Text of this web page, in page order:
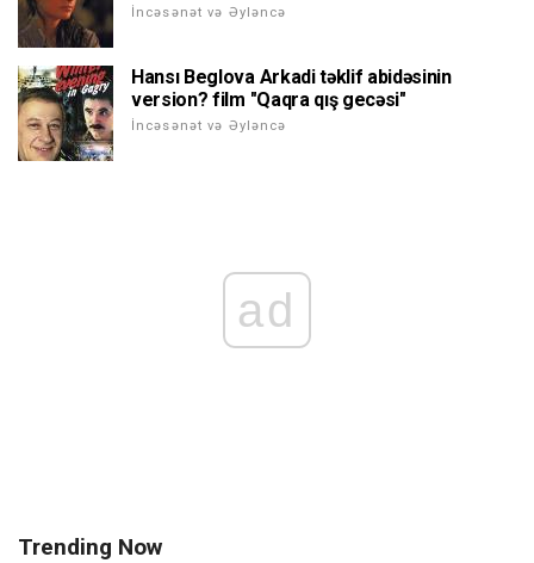
İncəsənət və Əyləncə
Hansı Beglova Arkadi təklif abidəsinin
version? film "Qaqra qış gecəsi"
İncəsənət və Əyləncə
ad
Trending Now